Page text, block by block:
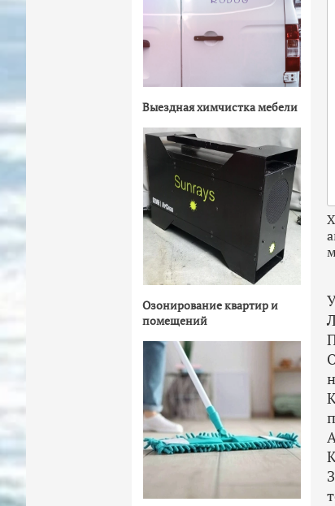
Выездная химчистка мебели
Озонирование квартир и
помещений